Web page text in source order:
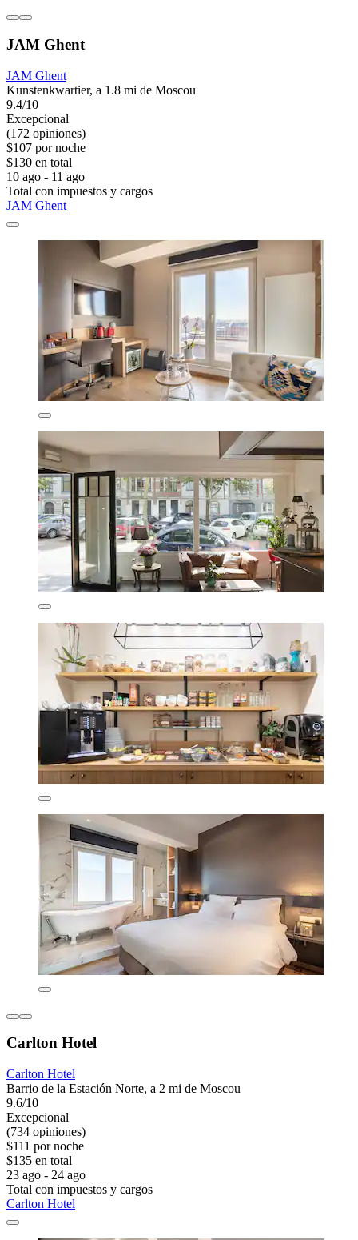
JAM Ghent
JAM Ghent
Kunstenkwartier, a 1.8 mi de Moscou
9.4/10
Excepcional
(172 opiniones)
$107 por noche
$130 en total
10 ago - 11 ago
Total con impuestos y cargos
JAM Ghent
Carlton Hotel
Carlton Hotel
Barrio de la Estación Norte, a 2 mi de Moscou
9.6/10
Excepcional
(734 opiniones)
$111 por noche
$135 en total
23 ago - 24 ago
Total con impuestos y cargos
Carlton Hotel